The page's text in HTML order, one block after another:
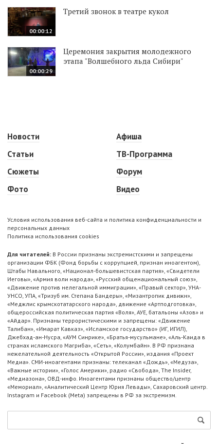
00:00:12
Третий звонок в театре кукол
00:00:29
Церемония закрытия молодежного
этапа "Волшебного льда Сибири"
Новости
Статьи
Сюжеты
Фото
Афиша
ТВ-Программа
Форум
Видео
Условия использования веб-сайта и политика конфиденциальности и
персональных данных
Политика использования cookies
Для читателей: В России признаны экстремистскими и запрещены
организации ФБК (Фонд борьбы с коррупцией, признан иноагентом),
Штабы Навального, «Национал-большевистская партия», «Свидетели
Иеговы», «Армия воли народа», «Русский общенациональный союз»,
«Движение против нелегальной иммиграции», «Правый сектор», УНА-
УНСО, УПА, «Тризуб им. Степана Бандеры», «Мизантропик дивижн»,
«Меджлис крымскотатарского народа», движение «Артподготовка»,
общероссийская политическая партия «Воля», АУЕ, батальоны «Азов» и
«Айдар». Признаны террористическими и запрещены: «Движение
Талибан», «Имарат Кавказ», «Исламское государство» (ИГ, ИГИЛ),
Джебхад-ан-Нусра, «АУМ Синрике», «Братья-мусульмане», «Аль-Каида в
странах исламского Магриба», «Сеть», «Колумбайн». В РФ признана
нежелательной деятельность «Открытой России», издания «Проект
Медиа». СМИ-иноагентами признаны: телеканал «Дождь», «Медуза»,
«Важные истории», «Голос Америки», радио «Свобода», The Insider,
«Медиазона», ОВД-инфо. Иноагентами признаны общество/центр
«Мемориал», «Аналитический Центр Юрия Левады», Сахаровский центр.
Instagram и Facebook (Metа) запрещены в РФ за экстремизм.